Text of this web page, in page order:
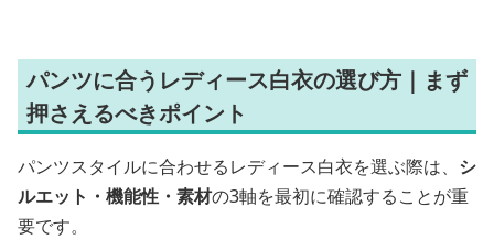
パンツに合うレディース白衣の選び方｜まず
押さえるべきポイント
パンツスタイルに合わせるレディース白衣を選ぶ際は、 シ
ルエット・機能性・素材の3軸を最初に確認することが重
要です。